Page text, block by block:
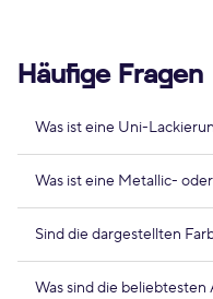
Häufige Fragen
Was ist eine Uni-
Was ist eine Metallic-
Sind die dargestellten
Was sind die